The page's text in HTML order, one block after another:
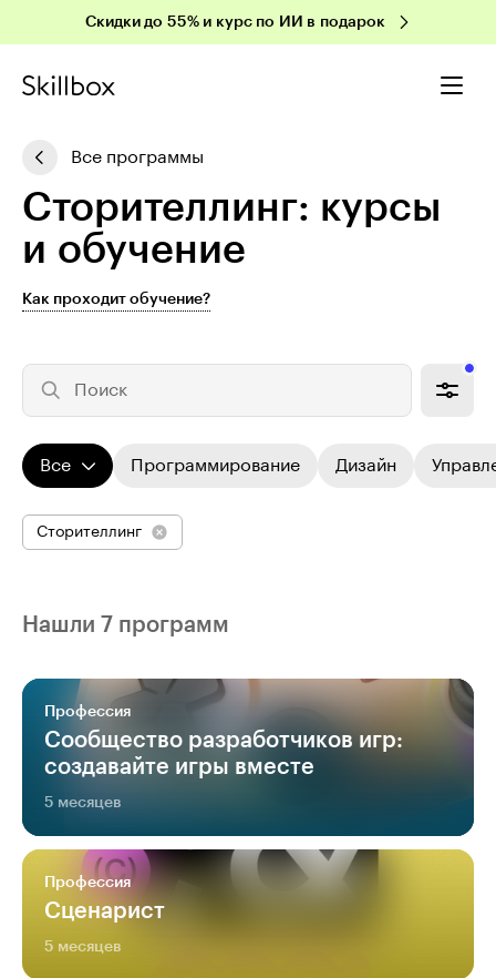
Скидки до 55% и курс по ИИ в подарок
Все программы
Сто­ри­тел­линг: курсы
и обучение
Как проходит обучение?
Поиск
Все Программирование Дизайн
Сторителлинг
Нашли 7 программ
Профессия
Сообщество разработчиков игр:
создавайте игры вместе
5 месяцев
Профессия
Сценарист
5 месяцев